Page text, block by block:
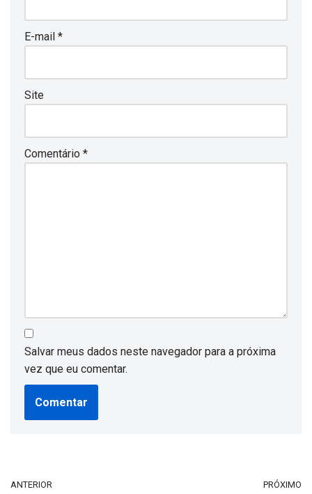
E-mail *
Site
Comentário *
Salvar meus dados neste navegador para a próxima
vez que eu comentar.
ANTERIOR PRÓXIMO